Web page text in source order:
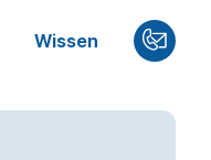
Wissen